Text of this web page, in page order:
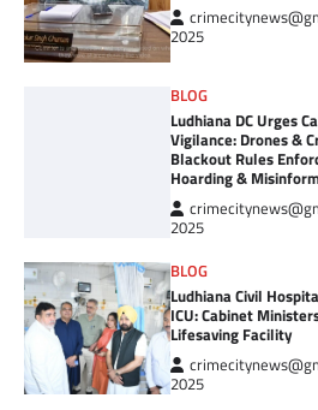
2025
BLOG
Ludhiana DC Urges
Vigilance: Drones &
Blackout Rules
Hoarding &
2025
BLOG
Ludhiana Civil
ICU: Cabinet
Lifesaving Facility
2025